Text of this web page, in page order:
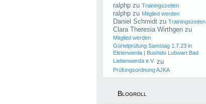
ralphp zu Trainingszeiten
ralphp zu Mitglied werden
Daniel Schmidt zu Trainingszeiten
Clara Theresia Wirthgen zu
Mitglied werden
Gürtelprüfung Samstag 1.7.23 in
Elsterwerda | Bushido Lubwart Bad
Liebenwerda e.V. zu
Prüfungsordnung AJKA
Blogroll